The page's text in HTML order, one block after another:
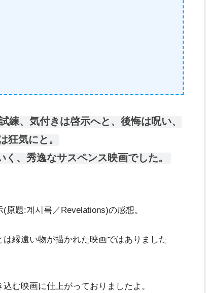
練、気付きは啓示へと、後悔は呪い、
狂気にと。
、秀逸なサスペンス映画でした。
題:계시록／Revelations)の感想。
縁遠い物が描かれた映画ではありました
む映画に仕上がっておりましたよ。